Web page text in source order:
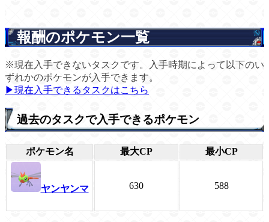
報酬のポケモン一覧
※現在入手できないタスクです。入手時期によって以下のい
ずれかのポケモンが入手できます。
▶現在入手できるタスクはこちら
過去のタスクで入手できるポケモン
ポケモン名 最大CP 最小CP
ヤンヤンマ 630 588